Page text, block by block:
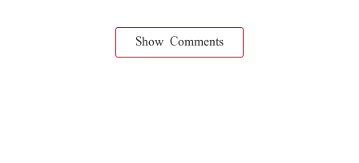
Show Comments